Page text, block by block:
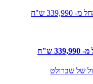
של שברולט